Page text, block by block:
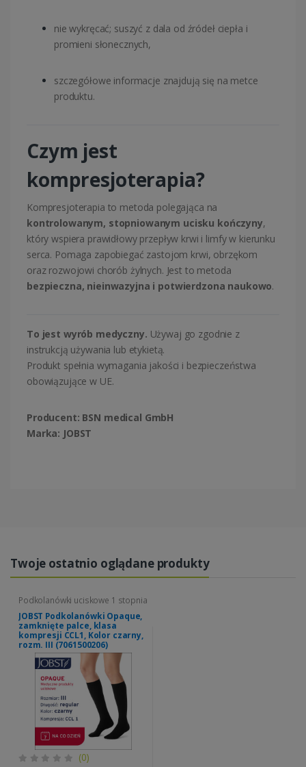
nie wykręcać; suszyć z dala od źródeł ciepła i
promieni słonecznych,
szczegółowe informacje znajdują się na metce
produktu.
Czym jest
kompresjoterapia?
Kompresjoterapia to metoda polegająca na
kontrolowanym, stopniowanym ucisku kończyny,
który wspiera prawidłowy przepływ krwi i limfy w kierunku
serca. Pomaga zapobiegać zastojom krwi, obrzękom
oraz rozwojowi chorób żylnych. Jest to metoda
bezpieczna, nieinwazyjna i potwierdzona naukowo.
To jest wyrób medyczny. Używaj go zgodnie z
instrukcją używania lub etykietą.
Produkt spełnia wymagania jakości i bezpieczeństwa
obowiązujące w UE.
Producent: BSN medical GmbH
Marka: JOBST
Twoje ostatnio oglądane produkty
Podkolanówki uciskowe 1 stopnia
JOBST Podkolanówki Opaque,
zamknięte palce, klasa
kompresji CCL1, Kolor czarny,
rozm. III (7061500206)
(0)